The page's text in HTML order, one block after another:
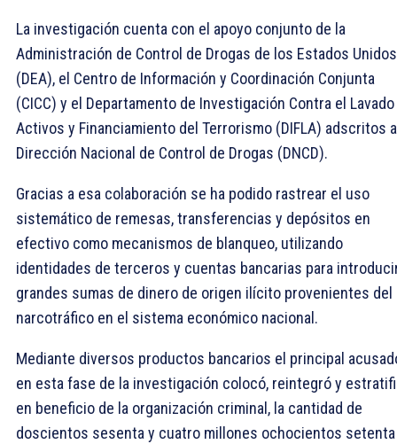
La investigación cuenta con el apoyo conjunto de la
Administración de Control de Drogas de los Estados Unidos
(DEA), el Centro de Información y Coordinación Conjunta
(CICC) y el Departamento de Investigación Contra el
Activos y Financiamiento del Terrorismo (DIFLA) adscritos
Dirección Nacional de Control de Drogas (DNCD).
Gracias a esa colaboración se ha podido rastrear el uso
sistemático de remesas, transferencias y depósitos en
efectivo como mecanismos de blanqueo, utilizando
identidades de terceros y cuentas bancarias para
grandes sumas de dinero de origen ilícito provenientes del
narcotráfico en el sistema económico nacional.
Mediante diversos productos bancarios el principal
en esta fase de la investigación colocó, reintegró y
en beneficio de la organización criminal, la cantidad de
doscientos sesenta y cuatro millones ochocientos